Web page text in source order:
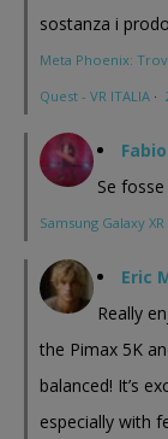
sostanza i
Meta Phoenix:
Quest - VR ITALIA ·
Fabio
Se
Samsung Galaxy
Eric
Really
the Pimax 5K
balanced! It’s
especially with